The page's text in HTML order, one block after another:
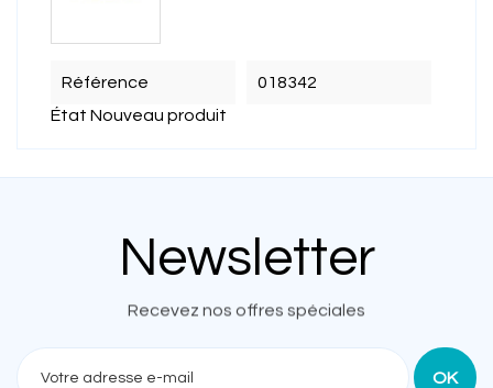
Référence
018342
État Nouveau produit
Newsletter
Recevez nos offres spéciales